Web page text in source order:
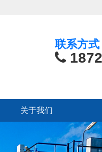
联系方式
关于我们